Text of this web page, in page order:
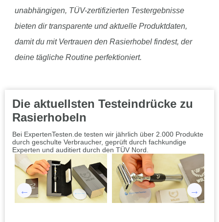
unabhängigen, TÜV-zertifizierten Testergebnisse
bieten dir transparente und aktuelle Produktdaten,
damit du mit Vertrauen den Rasierhobel findest, der
deine tägliche Routine perfektioniert.
Die aktuellsten Testeindrücke zu
Rasierhobeln
Bei ExpertenTesten.de testen wir jährlich über 2.000 Produkte
durch geschulte Verbraucher, geprüft durch fachkundige
Experten und auditiert durch den TÜV Nord.